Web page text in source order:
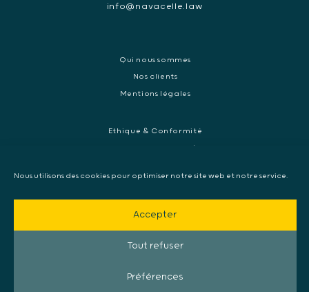
Nous utilisons des cookies pour optimiser notre site web et notre service.
Accepter
Tout refuser
Préférences
info@navacelle.law
Qui nous sommes
Nos clients
Mentions légales
Ethique & Conformité
Contentieux réglementaires et enquêtes de régulateurs
Contentieux commercial international
Arbitrage et médiation